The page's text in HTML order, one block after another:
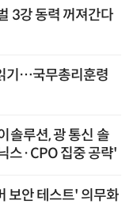
3강 동력 꺼져간다
기…국무총리훈령
솔루션, 광 통신 솔
스·CPO 집중 공략'
보안 테스트' 의무화